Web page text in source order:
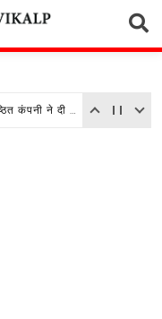
नकली ब्रांडेड घी के बड़े रैकेट का भंडाफोड़: प्रतिष्ठित कंपनी ने दी तहरीर, पुलिस जांच में जुटी